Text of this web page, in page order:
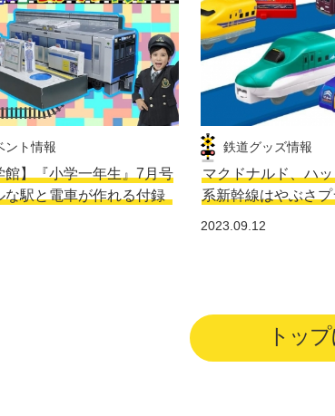
ント情報
館】『小学一年生』7月号
な駅と電車が作れる付録
鉄道グッズ情報
マクドナルド、ハ
系新幹線はやぶさ
2023.09.12
トッ